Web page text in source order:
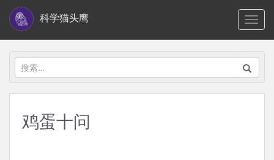
i
科学猫头鹰
搜
索：
鸡蛋十问